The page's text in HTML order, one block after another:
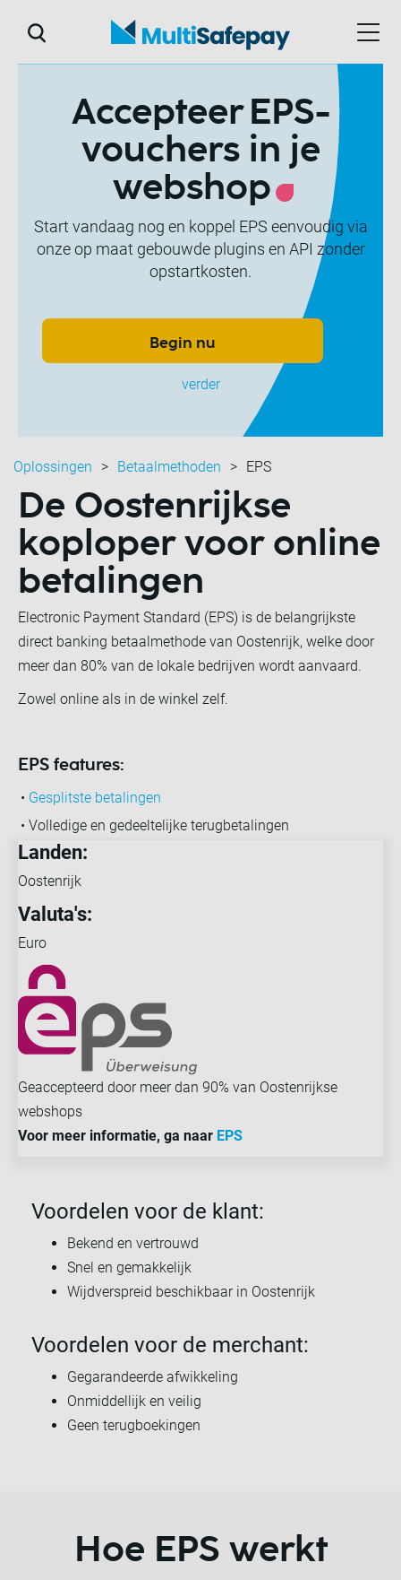
Accepteer EPS-
vouchers in je
webshop
Start vandaag nog en koppel EPS eenvoudig via
onze op maat gebouwde plugins en API zonder
opstartkosten.
Begin nu
verder
Oplossingen Betaalmethoden EPS
De Oostenrijkse
koplopervoor online
betalingen
Electronic Payment Standard (EPS) is de belangrijkste
direct banking betaalmethode van Oostenrijk, welke door
meer dan 80% van de lokale bedrijven wordt aanvaard.
Zowel online als in de winkel zelf.
EPS features:
• Gesplitste betalingen
• Volledige en gedeeltelijke terugbetalingen
Landen:
Oostenrijk
Valuta's:
Euro
Geaccepteerd door meer dan 90% van Oostenrijkse
webshops
Voor meer informatie, ga naar EPS
Voordelen voor de klant:
Bekend en vertrouwd
Snel en gemakkelijk
Wijdverspreid beschikbaar in Oostenrijk
Voordelen voor de merchant:
Gegarandeerde afwikkeling
Onmiddellijk en veilig
Geen terugboekingen
Hoe EPS werkt